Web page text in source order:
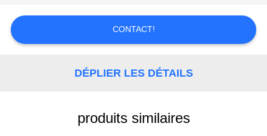
NOUVELLES
DEMANDEZ
CONTACT!
DÉPLIER LES DÉTAILS
produits similaires